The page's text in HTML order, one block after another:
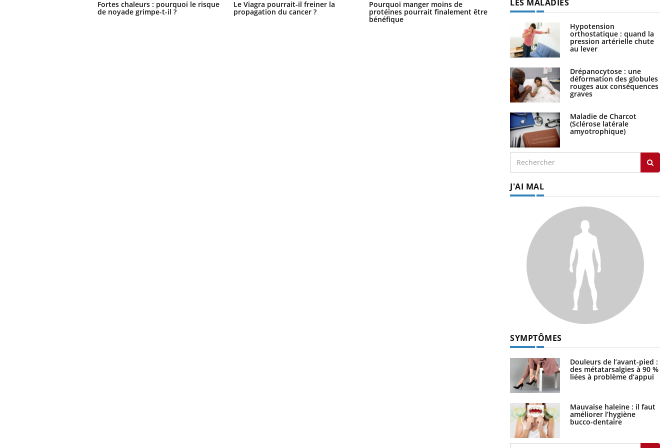
Fortes chaleurs : pourquoi le risque
de noyade grimpe-t-il ?
Le Viagra pourrait-il freiner la
propagation du cancer ?
Pourquoi manger moins de
protéines pourrait finalement être
bénéfique
Grossesse et chaleur : ce que dit la
science
LES MALADIES
Hypotension
orthostatique : quand la
pression artérielle chute
au lever
Drépanocytose : une
déformation des globules
rouges aux conséquences
graves
Maladie de Charcot
(Sclérose latérale
amyotrophique)
J'AI MAL
SYMPTÔMES
Douleurs de l’avant-pied :
des métatarsalgies à 90 %
liées à problème d’appui
Mauvaise haleine : il faut
améliorer l’hygiène
bucco-dentaire